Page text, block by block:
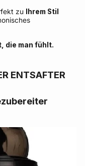
zu
Ihrem Stil
die man fühlt.
ENTSAFTER